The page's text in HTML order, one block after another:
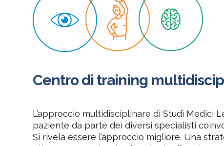
Centro di training
L’approccio multidisciplinare di Studi Medici
paziente da parte dei diversi specialisti
Si rivela essere l’approccio migliore. Una